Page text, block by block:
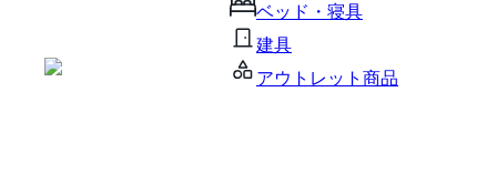
ベッド・寝具
建具
アウトレット商品